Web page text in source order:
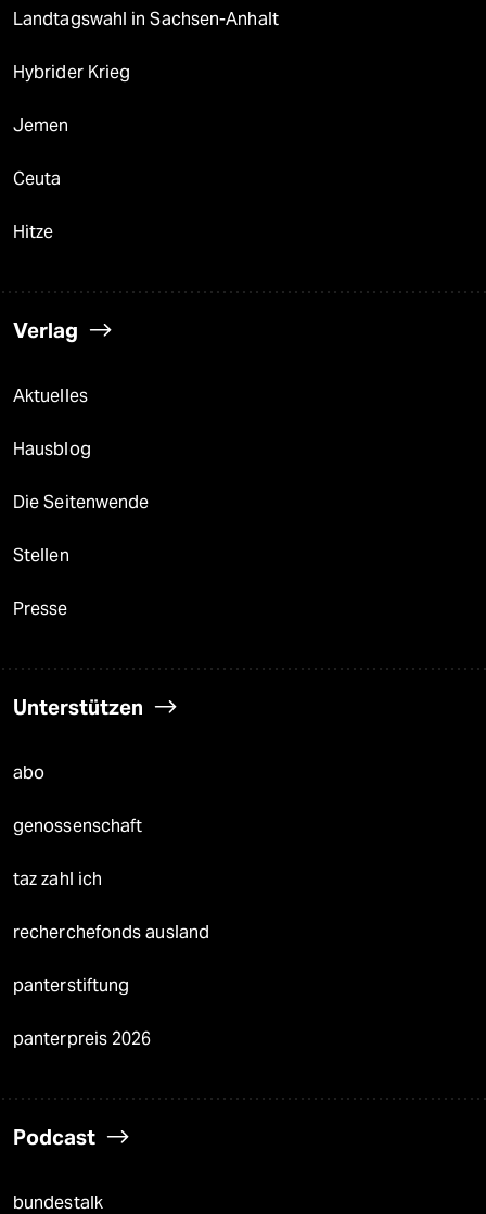
Landtagswahl in Sachsen-Anhalt
Hybrider Krieg
Jemen
Ceuta
Hitze
Verlag
Aktuelles
Hausblog
Die Seitenwende
Stellen
Presse
Unterstützen
abo
genossenschaft
taz zahl ich
recherchefonds ausland
panterstiftung
panterpreis 2026
Podcast
bundestalk